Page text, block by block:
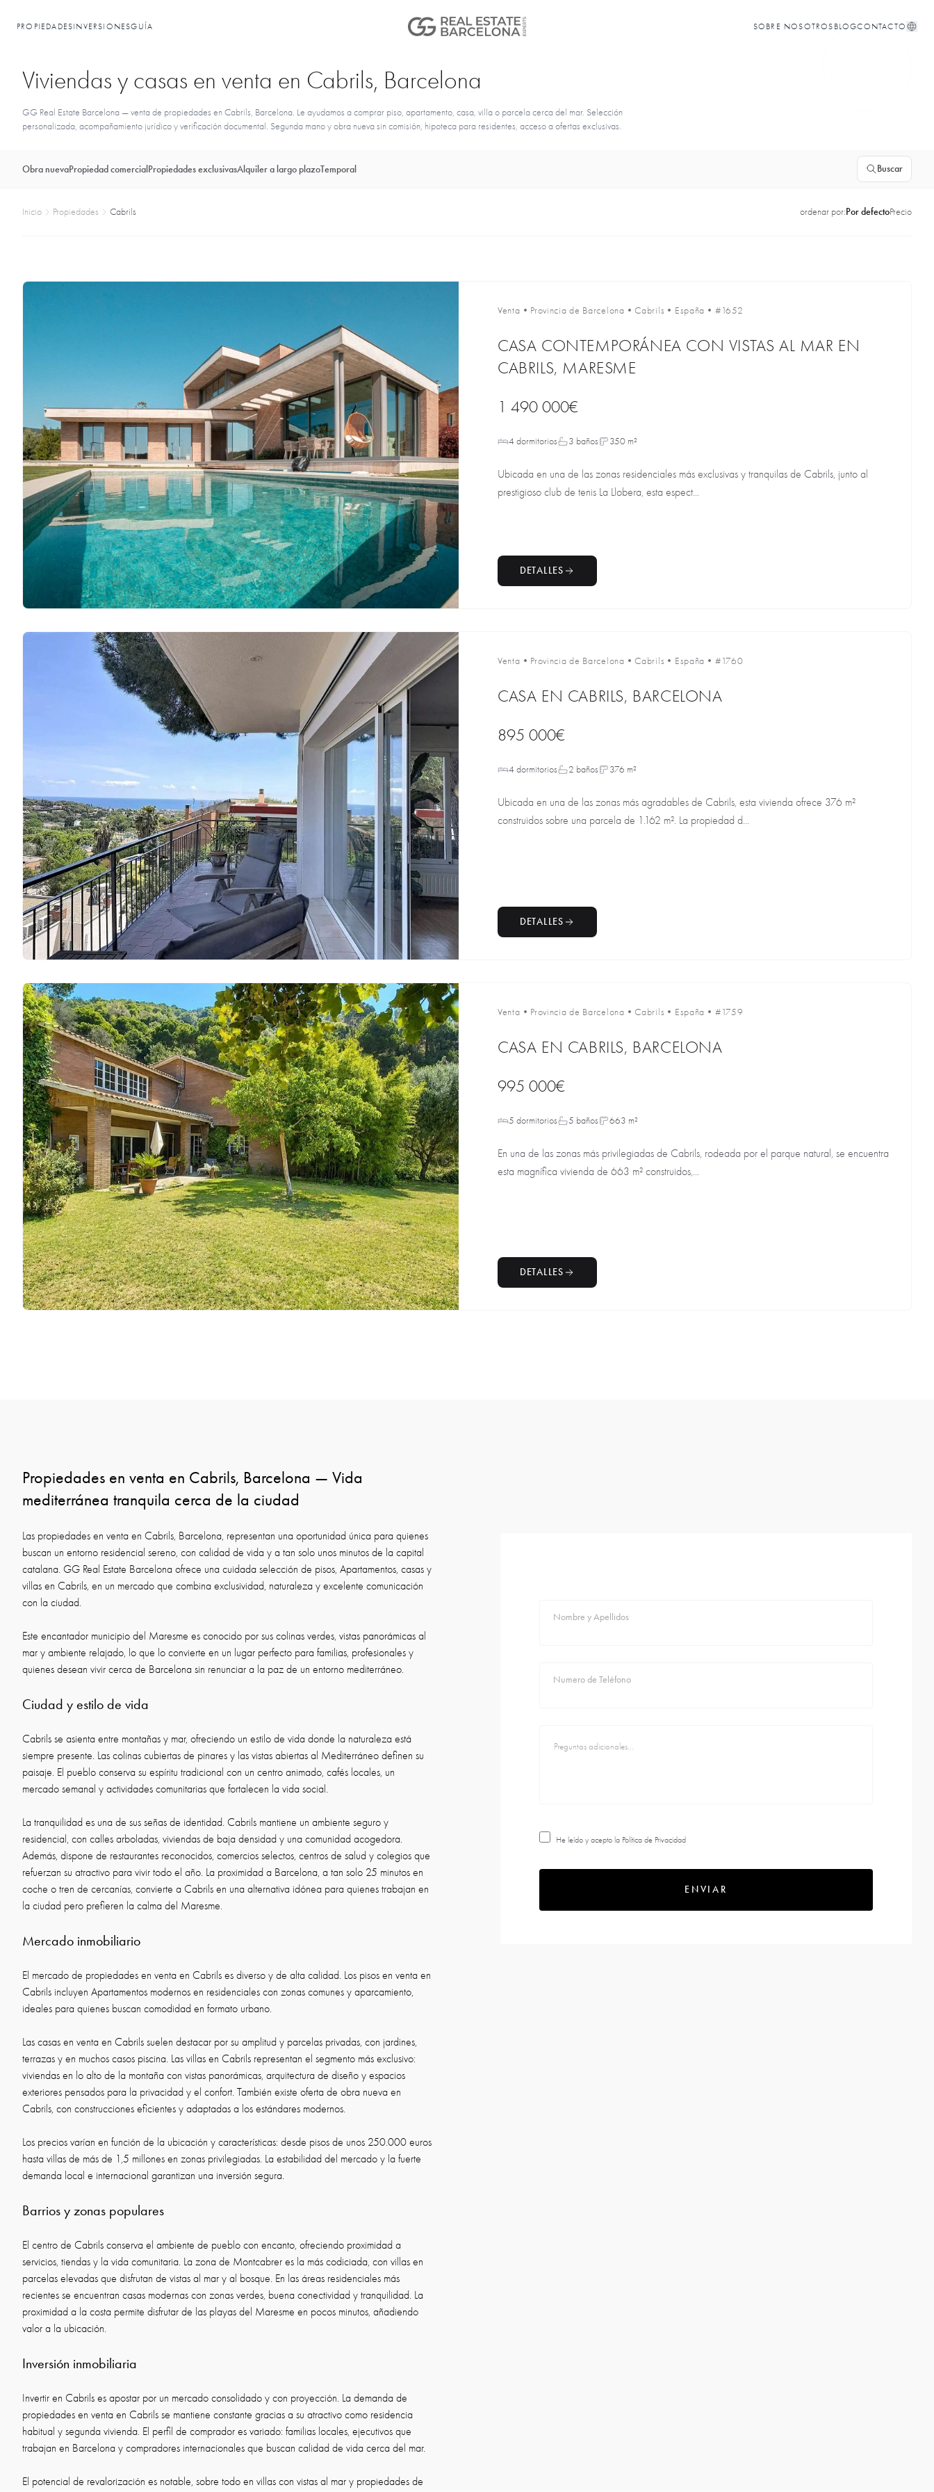
PROPIEDADESINVERSIONESGUÍA SOBRE NOSOTROS BLOGCONTACTO
Viviendas y casas en venta en Cabrils, Barcelona
GG Real Estate Barcelona — venta de propiedades en Cabrils, Barcelona. Le ayudamos a comprar piso, apartamento, casa, villa o parcela cerca del mar. Selección
personalizada, acompañamiento jurídico y verificación documental. Segunda mano y obra nueva sin comisión, hipoteca para residentes, acceso a ofertas exclusivas.
Obra nuevaPropiedad comercial Propiedades exclusivasAlquiler a largo plazoTemporal Buscar
Inicio Propiedades Cabrils ordenar por:Por defectoPrecio
Venta • Provincia de Barcelona •Cabrils • España • #1652
CASA CONTEMPORÁNEA CON VISTAS AL MAR EN
CABRILS, MARESME
1 490 000€
4 dormitorios 3 baños 350 m²
Ubicada en una de las zonas residenciales más exclusivas y tranquilas de Cabrils, junto al
prestigioso club de tenis La Llobera, esta espect...
DETALLES
Venta • Provincia de Barcelona •Cabrils • España • #1760
CASA EN CABRILS, BARCELONA
895 000€
4 dormitorios 2 baños 376 m²
Ubicada en una de las zonas más agradables de Cabrils, esta vivienda ofrece 376 m²
construidos sobre una parcela de 1.162 m². La propiedad d...
DETALLES
Venta • Provincia de Barcelona •Cabrils • España • #1759
CASA EN CABRILS, BARCELONA
995 000€
5 dormitorios 5 baños 663 m²
En una de las zonas más privilegiadas de Cabrils, rodeada por el parque natural, se encuentra
esta magnífica vivienda de 663 m² construidos,...
DETALLES
Propiedades en venta en Cabrils, Barcelona — Vida
mediterránea tranquila cerca de la ciudad
Las propiedades en venta en Cabrils, Barcelona, representan una oportunidad única para quienes
buscan un entorno residencial sereno, con calidad de vida y a tan solo unos minutos de la capital
catalana. GG Real Estate Barcelona ofrece una cuidada selección de pisos, Apartamentos, casas y
villas en Cabrils, en un mercado que combina exclusividad, naturaleza y excelente comunicación
con la ciudad.
Este encantador municipio del Maresme es conocido por sus colinas verdes, vistas panorámicas al
mar y ambiente relajado, lo que lo convierte en un lugar perfecto para familias, profesionales y
quienes desean vivir cerca de Barcelona sin renunciar a la paz de un entorno mediterráneo.
Ciudad y estilo de vida
Cabrils se asienta entre montañas y mar, ofreciendo un estilo de vida donde la naturaleza está
siempre presente. Las colinas cubiertas de pinares y las vistas abiertas al Mediterráneo definen su
paisaje. El pueblo conserva su espíritu tradicional con un centro animado, cafés locales, un
mercado semanal y actividades comunitarias que fortalecen la vida social.
La tranquilidad es una de sus señas de identidad. Cabrils mantiene un ambiente seguro y
residencial, con calles arboladas, viviendas de baja densidad y una comunidad acogedora.
Además, dispone de restaurantes reconocidos, comercios selectos, centros de salud y colegios que
refuerzan su atractivo para vivir todo el año. La proximidad a Barcelona, a tan solo 25 minutos en
coche o tren de cercanías, convierte a Cabrils en una alternativa idónea para quienes trabajan en
la ciudad pero prefieren la calma del Maresme.
Mercado inmobiliario
El mercado de propiedades en venta en Cabrils es diverso y de alta calidad. Los pisos en venta en
Cabrils incluyen Apartamentos modernos en residenciales con zonas comunes y aparcamiento,
ideales para quienes buscan comodidad en formato urbano.
Las casas en venta en Cabrils suelen destacar por su amplitud y parcelas privadas, con jardines,
terrazas y en muchos casos piscina. Las villas en Cabrils representan el segmento más exclusivo:
viviendas en lo alto de la montaña con vistas panorámicas, arquitectura de diseño y espacios
exteriores pensados para la privacidad y el confort. También existe oferta de obra nueva en
Cabrils, con construcciones eficientes y adaptadas a los estándares modernos.
Los precios varían en función de la ubicación y características: desde pisos de unos 250.000 euros
hasta villas de más de 1,5 millones en zonas privilegiadas. La estabilidad del mercado y la fuerte
demanda local e internacional garantizan una inversión segura.
Barrios y zonas populares
El centro de Cabrils conserva el ambiente de pueblo con encanto, ofreciendo proximidad a
servicios, tiendas y la vida comunitaria. La zona de Montcabrer es la más codiciada, con villas en
parcelas elevadas que disfrutan de vistas al mar y al bosque. En las áreas residenciales más
recientes se encuentran casas modernas con zonas verdes, buena conectividad y tranquilidad. La
proximidad a la costa permite disfrutar de las playas del Maresme en pocos minutos, añadiendo
valor a la ubicación.
Inversión inmobiliaria
Invertir en Cabrils es apostar por un mercado consolidado y con proyección. La demanda de
propiedades en venta en Cabrils se mantiene constante gracias a su atractivo como residencia
habitual y segunda vivienda. El perfil de comprador es variado: familias locales, ejecutivos que
trabajan en Barcelona y compradores internacionales que buscan calidad de vida cerca del mar.
El potencial de revalorización es notable, sobre todo en villas con vistas al mar y propiedades de
Nombre y Apellidos
Numero de Teléfono
He leído y acepto la Política de Privacidad
ENVIAR